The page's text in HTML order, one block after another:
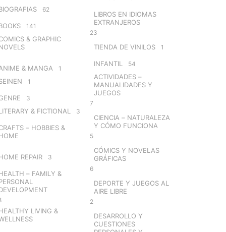
62
141
& GRAPHIC
& MANGA 1
1
3
& FICTIONAL 3
– HOBBIES &
REPAIR 3
– FAMILY &
LIVING &
LIBROS EN IDIOMAS
EXTRANJEROS
23
TIENDA DE VINILOS 1
INFANTIL 54
ACTIVIDADES –
MANUALIDADES Y
JUEGOS
7
CIENCIA – NATURALEZA
Y CÓMO FUNCIONA
5
CÓMICS Y NOVELAS
GRÁFICAS
6
DEPORTE Y JUEGOS AL
AIRE LIBRE
2
DESARROLLO Y
CUESTIONES